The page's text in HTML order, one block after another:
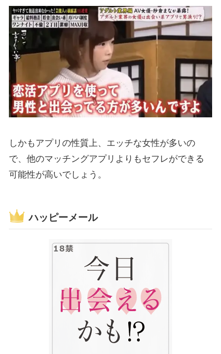
しかもアプリの性質上、エッチな女性が多いの
で、他のマッチングアプリよりもセフレができる
可能性が高いでしょう。
ハッピーメール